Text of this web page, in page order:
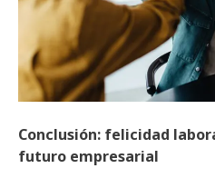
Conclusión: felicidad
futuro empresarial